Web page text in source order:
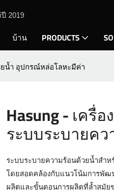
2019
บ้าน PRODUCTS
ยน้ำ อุปกรณ์หล่อโลหะมีค่า
Hasung - เครื่
ระบบระบายค
ระบบระบายความร้อนด้วยน้ำสำ
โดยสอดคล้องกับแนวโน้มการพัฒ
ผลิตและขั้นตอนการผลิตที่ล้ำสมัย